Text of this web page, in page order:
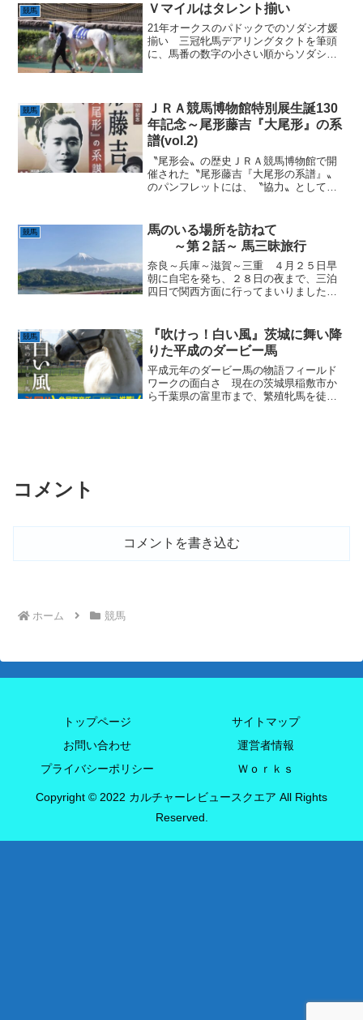
競馬 Ｖマイルはタレント揃い
21年オークスのパドックでのソダシ才媛
揃い 三冠牝馬デアリングタクトを筆頭
に、馬番の数字の小さい順からソダシ、
ンルージュの３頭。 そ...
競馬
ＪＲＡ競馬博物館特別展生誕130
年記念～尾形藤吉『大尾形』の系
譜(vol.2)
〝尾形会〟の歴史ＪＲＡ競馬博物館で開
催された〝尾形藤吉『大尾形の系譜』〟
のパンフレットには、〝協力〟として
形会」だが、これについては後述する。
藤吉の人脈にまつわる話は、...
競馬
馬のいる場所を訪ねて
～第２話～ 馬三昧旅行
奈良～兵庫～滋賀～三重 ４月２５日早
朝に自宅を発ち、２８日の夜まで、三泊
四日で関西方面に行ってまいりました。
ところへ顔を出すのが最初の目的だった
のですが、いろいろイベン...
競馬
『吹けっ！白い風』茨城に舞い降
りた平成のダービー馬
平成元年のダービー馬の物語フィールド
ワークの面白さ 現在の茨城県稲敷市か
ら千葉県の富里市まで、繁殖牝馬を徒歩
コメント
コメントを書き込む
ホーム 競馬
トップページ
サイトマップ
お問い合わせ
運営者情報
プライバシーポリシー
Ｗｏｒｋｓ
Copyright © 2022 カルチャーレビュースクエア All Rights
Reserved.